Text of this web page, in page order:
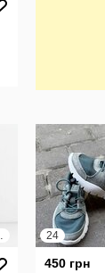
134 24
450 грн